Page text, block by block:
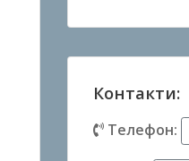
Контакти:
Телефон: